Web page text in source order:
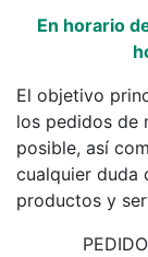
En horario
El objetivo
los pedidos de
posible, así
cualquier duda
productos y